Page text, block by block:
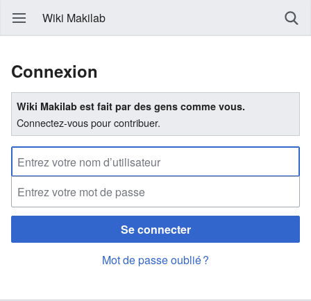
Wiki Makilab
Connexion
Wiki Makilab est fait par des gens comme vous.
Connectez-vous pour contribuer.
Se connecter
Mot de passe oublié ?